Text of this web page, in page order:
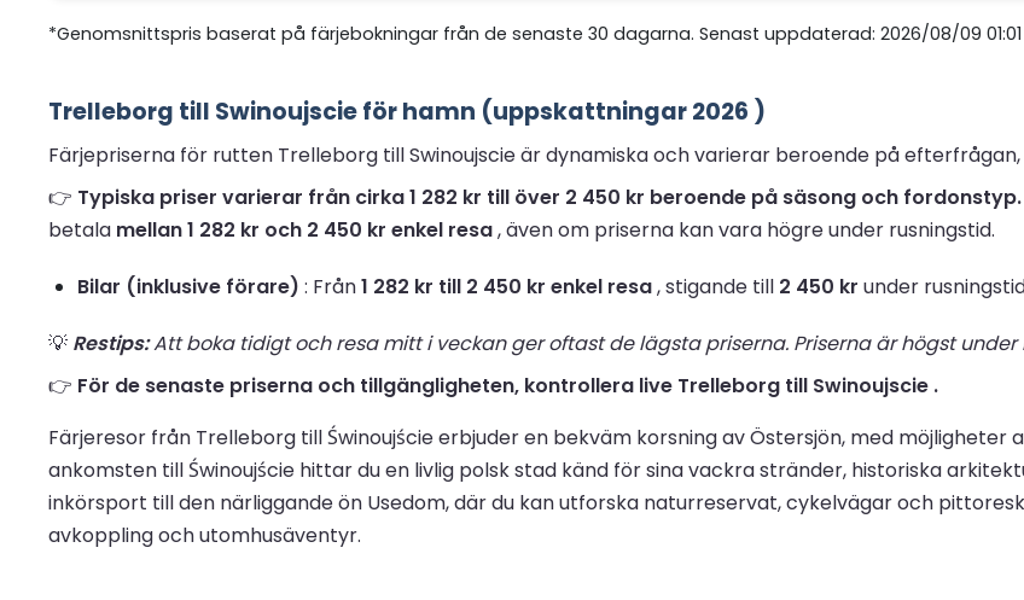
*Genomsnittspris baserat på färjebokningar från de senaste 30 dagarna. Senast uppdaterad: 2026/08/09 01:01
Trelleborg till Swinoujscie för hamn (uppskattningar 2026 )
Färjepriserna för rutten Trelleborg till Swinoujscie är dynamiska och varierar beroende på
👉 Typiska priser varierar från cirka 1 282 kr till över 2 450 kr beroende på säsong och fordonstyp.
betala mellan 1 282 kr och 2 450 kr enkel resa, även om priserna kan vara högre under rusningstid.
Bilar (inklusive förare) : Från1 282 kr till 2 450 kr enkel resa, stigande till 2 450 kr under
💡 Restips:Att boka tidigt och resa mitt i veckan ger oftast de lägsta priserna. Priserna är högst
👉 För de senaste priserna och tillgängligheten, kontrollera live Trelleborg till Swinoujscie .
Färjeresor från Trelleborg till Świnoujście erbjuder en bekväm korsning av Östersjön, med
ankomsten till Świnoujście hittar du en livlig polsk stad känd för sina vackra stränder, historiska
inkörsport till den närliggande ön Usedom, där du kan utforska naturreservat, cykelvägar och
avkoppling och utomhusäventyr.